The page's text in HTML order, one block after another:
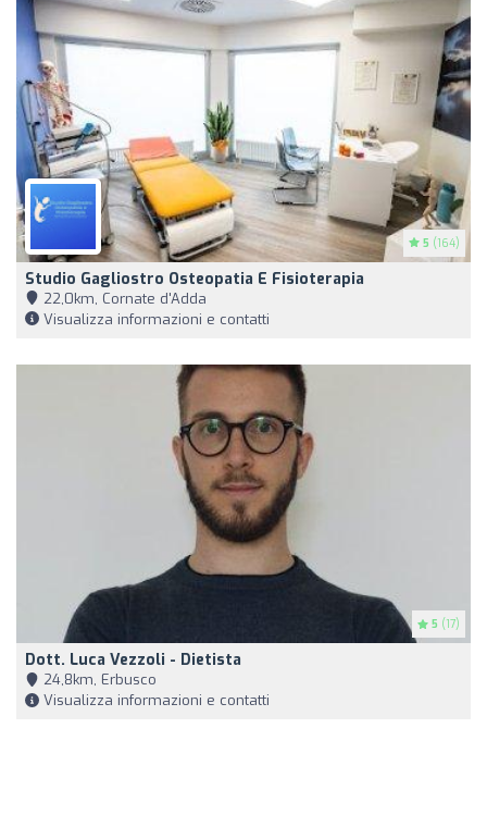
5 (164)
Studio Gagliostro Osteopatia E Fisioterapia
22,0km, Cornate d'Adda
Visualizza informazioni e contatti
5 (17)
Dott. Luca Vezzoli - Dietista
24,8km, Erbusco
Visualizza informazioni e contatti